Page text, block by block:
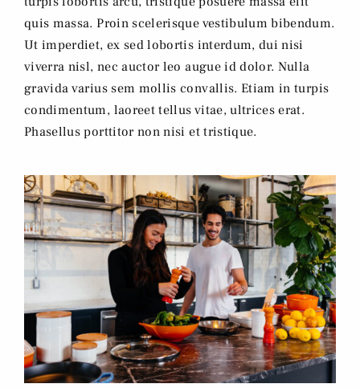
quis massa. Proin scelerisque vestibulum bibendum.
Ut imperdiet, ex sed lobortis interdum, dui nisi
viverra nisl, nec auctor leo augue id dolor. Nulla
gravida varius sem mollis convallis. Etiam in turpis
condimentum, laoreet tellus vitae, ultrices erat.
Phasellus porttitor non nisi et tristique.